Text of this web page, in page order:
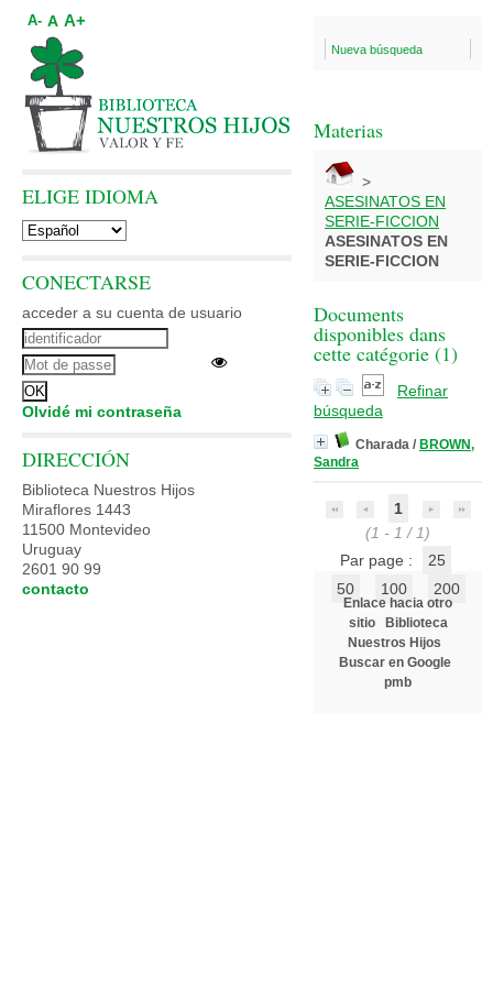
Nueva búsqueda
Materias
>
ASESINATOS EN
SERIE-FICCION
ASESINATOS EN
SERIE-FICCION
Documents
disponibles dans
cette catégorie (1)
Refinar
búsqueda
Charada / BROWN,
Sandra
1
(1 - 1 / 1)
Par page :
25
50
100 200
Enlace hacia otro
sitio
Biblioteca
Nuestros Hijos
Buscar en Google
pmb
A- A A+
ELIGE IDIOMA
CONECTARSE
acceder a su cuenta de usuario
Olvidé mi contraseña
DIRECCIÓN
Biblioteca Nuestros Hijos
Miraflores 1443
11500 Montevideo
Uruguay
2601 90 99
contacto